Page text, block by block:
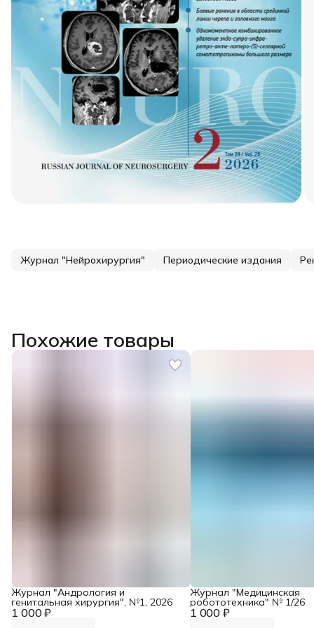
Журнал "Нейрохирургия" Периодические издания
Похожие товары
1 000 ₽
Журнал "Андрология и
генитальная хирургия", №1, 2026
1 000 ₽
Журнал "Медицинская
робототехника" № 1/26